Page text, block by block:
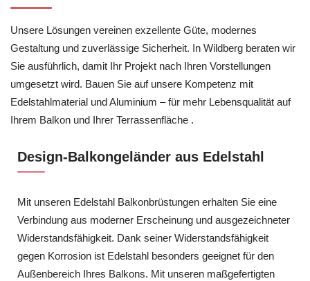
Unsere Lösungen vereinen exzellente Güte, modernes
Gestaltung und zuverlässige Sicherheit. In Wildberg beraten wir
Sie ausführlich, damit Ihr Projekt nach Ihren Vorstellungen
umgesetzt wird. Bauen Sie auf unsere Kompetenz mit
Edelstahlmaterial und Aluminium – für mehr Lebensqualität auf
Ihrem Balkon und Ihrer Terrassenfläche .
Design-Balkongeländer aus Edelstahl
Mit unseren Edelstahl Balkonbrüstungen erhalten Sie eine
Verbindung aus moderner Erscheinung und ausgezeichneter
Widerstandsfähigkeit. Dank seiner Widerstandsfähigkeit
gegen Korrosion ist Edelstahl besonders geeignet für den
Außenbereich Ihres Balkons. Mit unseren maßgefertigten